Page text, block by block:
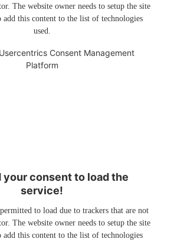
The website owner needs to setup the site
this content to the list of technologies
used.
Usercentrics Consent Management
Platform
your consent to load the
service!
to load due to trackers that are not
The website owner needs to setup the site
this content to the list of technologies